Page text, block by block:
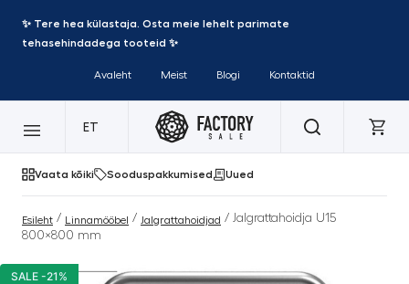
✨ Tere hea külastaja. Osta meie lehelt parimate
tehasehindadega tooteid ✨
Avaleht Meist Blogi Kontaktid
ET
Vaata kõiki Sooduspakkumised Uued
Esileht / Linnamööbel / Jalgrattahoidjad / Jalgrattahoidja U15
800×800 mm
SALE -21%